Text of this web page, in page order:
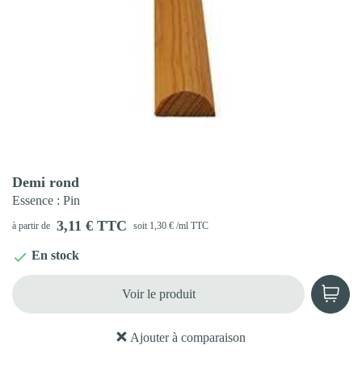
Ajouter à comparaison
Demi rond
Essence : Pin
à partir de 3,11 € TTC soit 1,30 € /ml TTC
 En stock
Voir le produit